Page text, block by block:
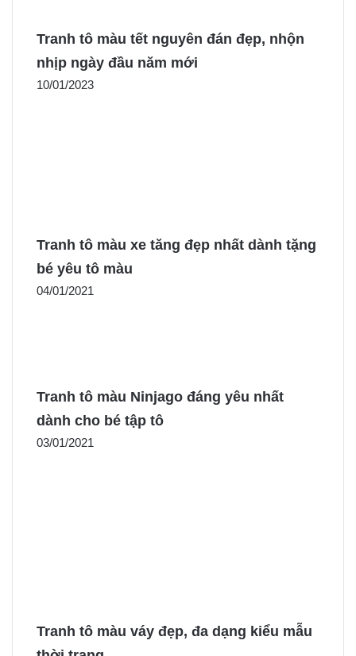
Tranh tô màu tết nguyên đán đẹp, nhộn
nhịp ngày đầu năm mới
10/01/2023
Tranh tô màu xe tăng đẹp nhất dành tặng
bé yêu tô màu
04/01/2021
Tranh tô màu Ninjago đáng yêu nhất
dành cho bé tập tô
03/01/2021
Tranh tô màu váy đẹp, đa dạng kiểu mẫu